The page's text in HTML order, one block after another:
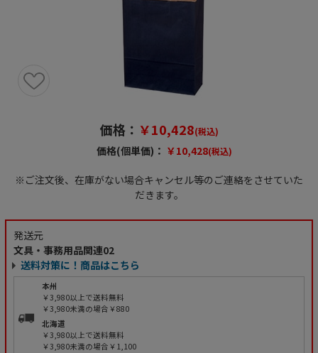
価格： ￥10,428(税込)
価格(個単価)： ￥10,428(税込)
※ご注文後、在庫がない場合キャンセル等のご連絡をさせていた
だきます。
発送元
文具・事務用品関連02
送料対策に！商品はこちら
本州
￥3,980以上で送料無料
￥3,980未満の場合￥880
北海道
￥3,980以上で送料無料
￥3,980未満の場合￥1,100